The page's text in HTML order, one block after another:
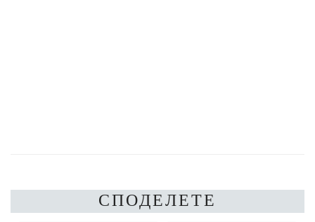
СПОДЕЛЕТЕ